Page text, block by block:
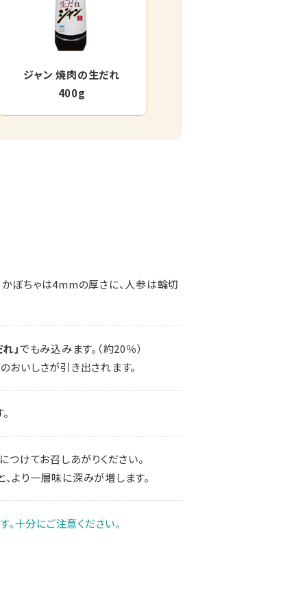
ジャン 焼肉の生だれ
400g
ぼちゃは4mmの厚さに、人参は輪切
」でもみ込みます。（約20％）
おいしさが引き出されます。
につけてお召しあがりください。
より一層味に深みが増します。
十分にご注意ください。